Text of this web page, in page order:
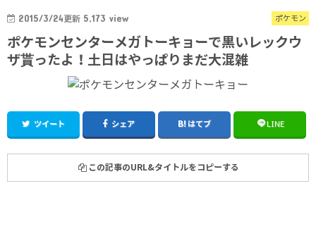
ポケモン
2015/3/24更新 5,173 view
ポケモンセンターメガトーキョーで黒いレックウ
ザ貰ったよ！土日はやっぱりまだ大混雑
ツイート シェア はてブ LINE
この記事のURL&タイトルをコピーする